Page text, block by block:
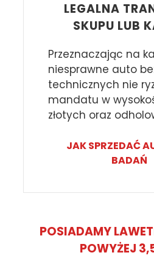
LEGALNA
SKUPU LUB
Przeznaczając na
niesprawne auto
technicznych nie
mandatu w
złotych oraz
JAK SPRZEDAĆ
BADAŃ
POSIADAMY
POWYŻEJ